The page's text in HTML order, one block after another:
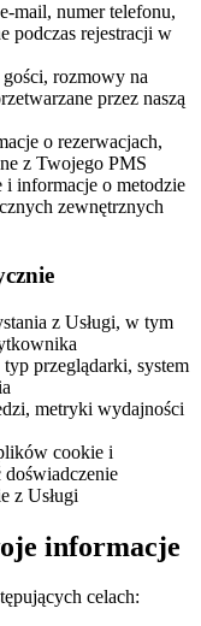
mail, numer telefonu,
podczas rejestracji w
rozmowy na
przez naszą
o rezerwacjach,
z Twojego PMS
informacje o metodzie
zewnętrznych
z Usługi, w tym
typ przeglądarki, system
metryki wydajności
cookie i
z Usługi
informacje
celach: